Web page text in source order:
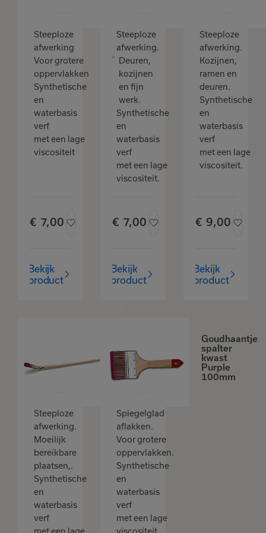
Steeploze
afwerking
Voor grotere
oppervlakken
Synthetische
en
waterbasis
verf
met een lage
viscositeit
€ 7,00
Bekijk
product
Steeploze
afwerking.
Deuren,
kozijnen
en fijn
werk.
Synthetische
en
waterbasis
verf
met een lage
viscositeit.
€ 7,00
Bekijk
product
Steeploze
afwerking.
Kozijnen,
ramen en
deuren.
Synthetische
en
waterbasis
verf
met een lage
viscositeit.
€ 9,00
Bekijk
product
Lionse
penseel
Purple 20
groot
Steeploze
afwerking.
Moeilijk
bereikbare
plaatsen,.
Synthetische
en
waterbasis
verf
Goudhaantje
spalter
kwast
Purple
100mm
Spiegelglad
aflakken.
Voor grotere
oppervlakken.
Synthetische
en
waterbasis
verf
met een lage